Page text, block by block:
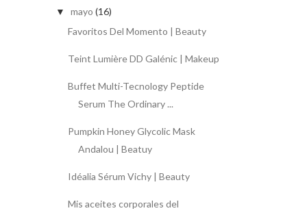
▼ mayo (16)
Favoritos Del Momento | Beauty
Teint Lumière DD Galénic | Makeup
Buffet Multi-Tecnology Peptide
Serum The Ordinary ...
Pumpkin Honey Glycolic Mask
Andalou | Beatuy
Idéalia Sérum Vichy | Beauty
Mis aceites corporales del